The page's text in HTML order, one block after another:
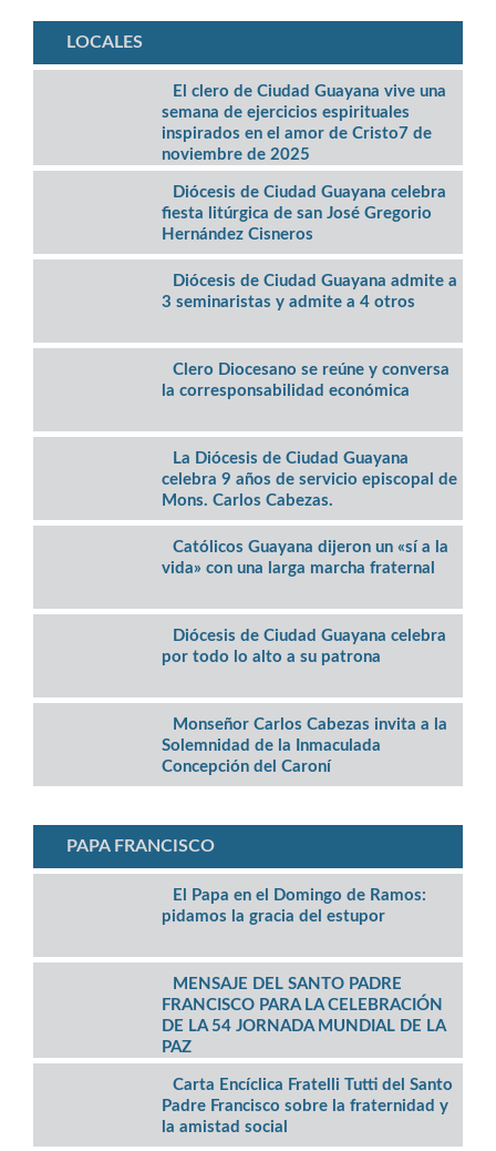
LOCALES
El clero de Ciudad Guayana vive una
semana de ejercicios espirituales
inspirados en el amor de Cristo7 de
noviembre de 2025
Diócesis de Ciudad Guayana celebra
fiesta litúrgica de san José Gregorio
Hernández Cisneros
Diócesis de Ciudad Guayana admite a
3 seminaristas y admite a 4 otros
Clero Diocesano se reúne y conversa
la corresponsabilidad económica
La Diócesis de Ciudad Guayana
celebra 9 años de servicio episcopal de
Mons. Carlos Cabezas.
Católicos Guayana dijeron un «sí a la
vida» con una larga marcha fraternal
Diócesis de Ciudad Guayana celebra
por todo lo alto a su patrona
Monseñor Carlos Cabezas invita a la
Solemnidad de la Inmaculada
Concepción del Caroní
PAPA FRANCISCO
El Papa en el Domingo de Ramos:
pidamos la gracia del estupor
MENSAJE DEL SANTO PADRE
FRANCISCO PARA LA CELEBRACIÓN
DE LA 54 JORNADA MUNDIAL DE LA
PAZ
Carta Encíclica Fratelli Tutti del Santo
Padre Francisco sobre la fraternidad y
la amistad social